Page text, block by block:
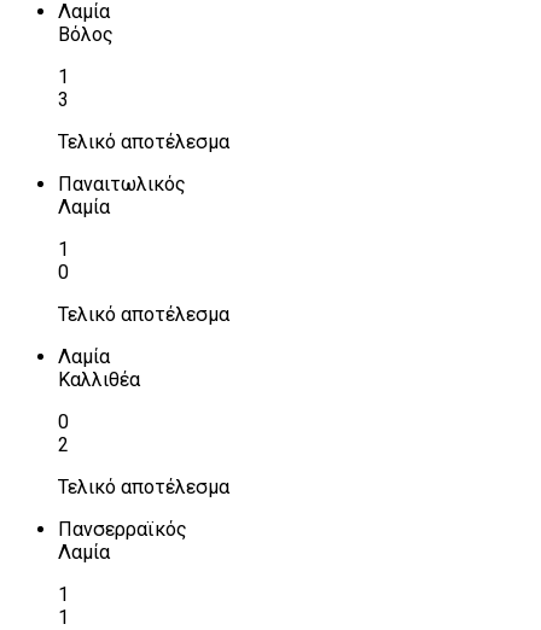
Λαμία
Βόλος
1
3
Τελικό αποτέλεσμα
Παναιτωλικός
Λαμία
1
0
Τελικό αποτέλεσμα
Λαμία
Καλλιθέα
0
2
Τελικό αποτέλεσμα
Πανσερραϊκός
Λαμία
1
1